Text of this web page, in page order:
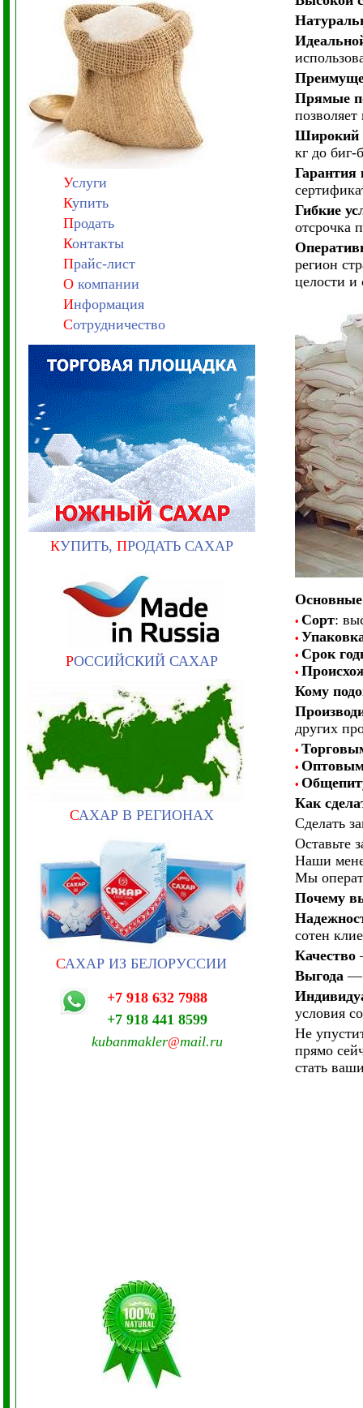
Услуги
Купить
Продать
Контакты
Прайс-лист
О компании
Информация
Сотрудничество
КУПИТЬ, ПРОДАТЬ САХАР
РОССИЙСКИЙ САХАР
САХАР В РЕГИОНАХ
САХАР ИЗ БЕЛОРУССИИ
+7 918 632 7988
+7 918 441 8599
kubanmakler@mail.ru
Прямые
Широкий
кг до биг-
Гарантия
Гибкие
отсрочка
регион
целости и
Основные
• Сорт:
•
• Срок
•
Кому
других
•
•
•
Как
Сделать
Оставьте
Наши
Мы
Почему
сотен
Качество
Выгода—
условия
Не
прямо
стать